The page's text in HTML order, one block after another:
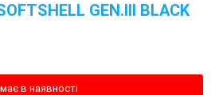
GEN.III BLACK
в наявності